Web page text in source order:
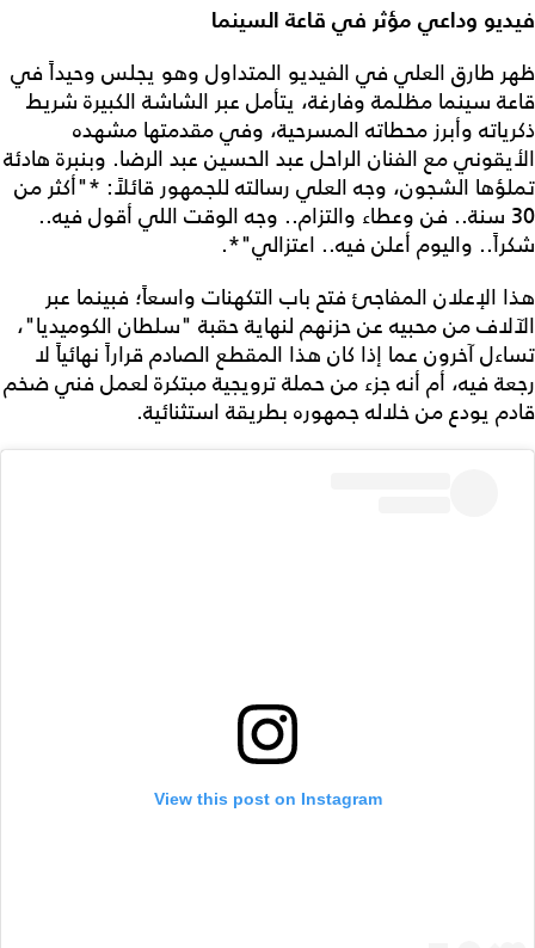
فيديو وداعي مؤثر في قاعة السينما
ظهر طارق العلي في الفيديو المتداول وهو يجلس وحيداً في
قاعة سينما مظلمة وفارغة، يتأمل عبر الشاشة الكبيرة شريط
ذكرياته وأبرز محطاته المسرحية، وفي مقدمتها مشهده
الأيقوني مع الفنان الراحل عبد الحسين عبد الرضا. وبنبرة هادئة
تملؤها الشجون، وجه العلي رسالته للجمهور قائلاً: *"أكثر من
30 سنة.. فن وعطاء والتزام.. وجه الوقت اللي أقول فيه..
شكراً.. واليوم أعلن فيه.. اعتزالي"*.
هذا الإعلان المفاجئ فتح باب التكهنات واسعاً؛ فبينما عبر
الآلاف من محبيه عن حزنهم لنهاية حقبة "سلطان الكوميديا"،
تساءل آخرون عما إذا كان هذا المقطع الصادم قراراً نهائياً لا
رجعة فيه، أم أنه جزء من حملة ترويجية مبتكرة لعمل فني ضخم
قادم يودع من خلاله جمهوره بطريقة استثنائية.
View this post on Instagram